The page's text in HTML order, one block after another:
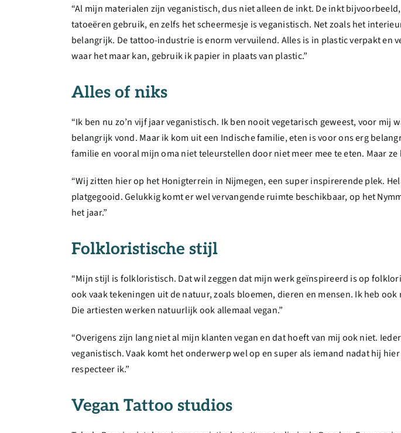
“Al mijn materialen zijn veganistisch, dus niet alleen de inkt. De inkt
tatoeëren gebruik, en zelfs het scheermesje is veganistisch. Net zoals het
belangrijk. De tattoo-industrie is enorm vervuilend. Alles is in plastic verpakt en
waar het maar kan, gebruik ik papier in plaats van plastic.”
Alles of niks
“Ik ben nu zo’n vijf jaar veganistisch. Ik ben nooit vegetarisch geweest, voor
belangrijk vond. Maar ik kom uit een Indische familie, eten is voor ons erg
familie en vooral mijn oma niet teleurstellen door niet meer mee te eten. Maar
“Wij zitten hier op het Honigterrein in Nijmegen, een super inspirerende plek.
platgegooid. Gelukkig komt er wel vervangende ruimte beschikbaar, op het
het jaar.”
Folkloristische stijl
“Mijn stijl is folkloristisch. Dat wil zeggen dat mijn werk geïnspireerd is op
ook vaak tekeningen uit de natuur, zoals bloemen, dieren en mensen. Ik heb
Die artiesten werken natuurlijk ook allemaal vegan.”
“Overigens zijn lang niet al mijn klanten vegan en dat hoeft van mij ook niet.
veganistisch. Vaak komt het onderwerp wel op en super als iemand nadat hij
respecteer ik.”
Vegan Tattoo studios